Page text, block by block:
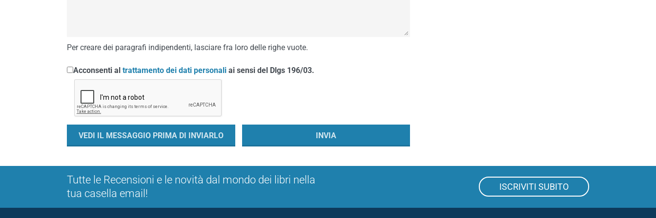
Per creare dei paragrafi indipendenti, lasciare fra loro delle righe vuote.
Acconsenti al trattamento dei dati personali ai sensi del Dlgs 196/03.
Tutte le Recensioni e le novità dal mondo dei libri nella
tua casella email!
ISCRIVITI SUBITO